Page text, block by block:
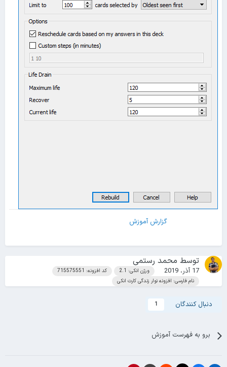
گزارش آموزش
توسط محمد رستمی
17 آذر، 2019 ورژن انکی: 2.1
کد افزونه: 715575551
نام فارسی: افزونه نوار زندگی کارت انکی
دنبال کنندگان 1
برو به فهرست آموزش